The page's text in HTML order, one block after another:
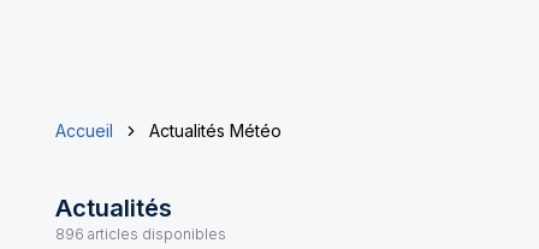
Accueil Actualités Météo
Actualités
896 articles disponibles